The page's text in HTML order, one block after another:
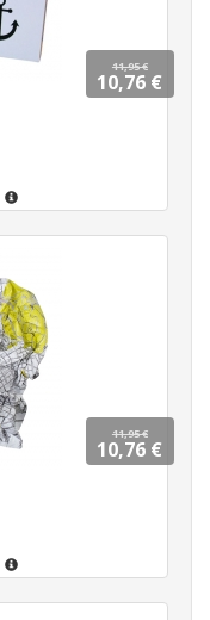
11,95 €
10,76 €
11,95 €
10,76 €